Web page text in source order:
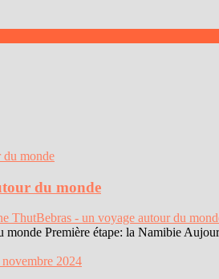
du monde
ThutBebras - un voyage autour du
monde Première étape: la Namibie